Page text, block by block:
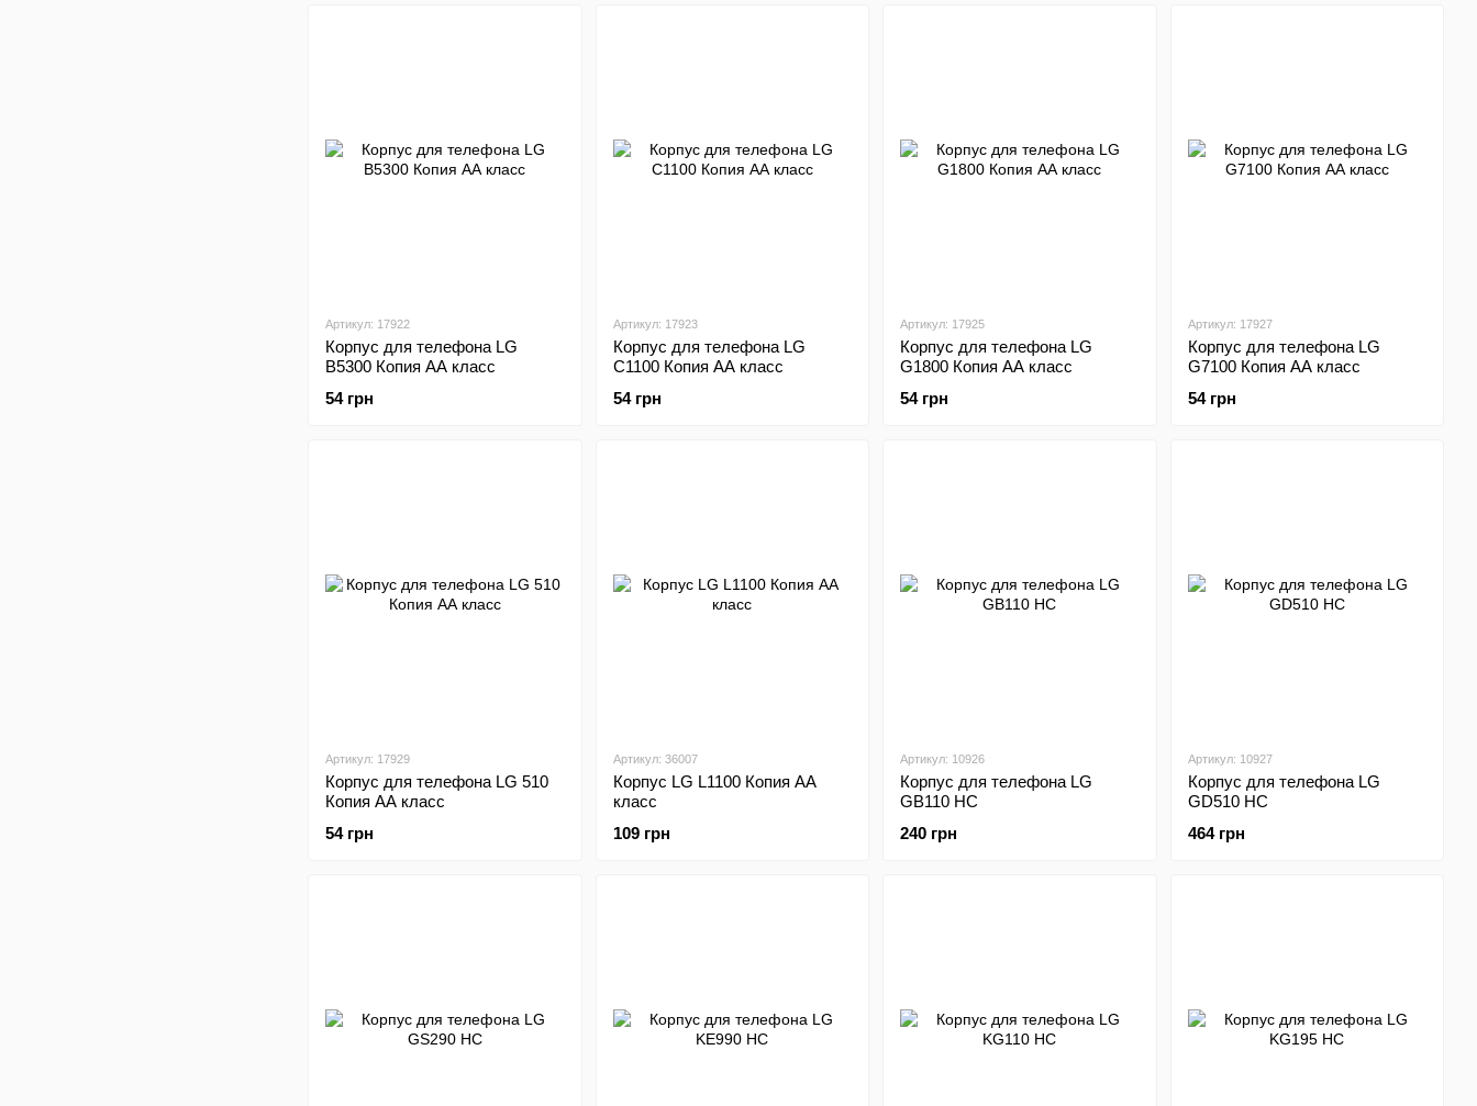
Артикул: 17922
Корпус для телефона LG
B5300 Копия АА класс
54 грн
Артикул: 17923
Корпус для телефона LG
С1100 Копия АА класс
54 грн
Артикул: 17925
Корпус для телефона LG
G1800 Копия АА класс
54 грн
Артикул: 17927
Корпус для телефона LG
G7100 Копия АА класс
54 грн
Артикул: 17929
Корпус для телефона LG 510
Копия АА класс
54 грн
Артикул: 36007
Корпус LG L1100 Копия АА
класс
109 грн
Артикул: 10926
Корпус для телефона LG
GB110 HC
240 грн
Артикул: 10927
Корпус для телефона LG
GD510 HC
464 грн